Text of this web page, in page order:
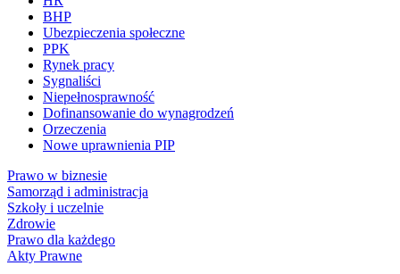
BHP
Ubezpieczenia społeczne
PPK
Rynek pracy
Sygnaliści
Niepełnosprawność
Dofinansowanie do wynagrodzeń
Orzeczenia
Nowe uprawnienia PIP
Prawo w biznesie
Samorząd i administracja
Szkoły i uczelnie
Zdrowie
Prawo dla każdego
Akty Prawne